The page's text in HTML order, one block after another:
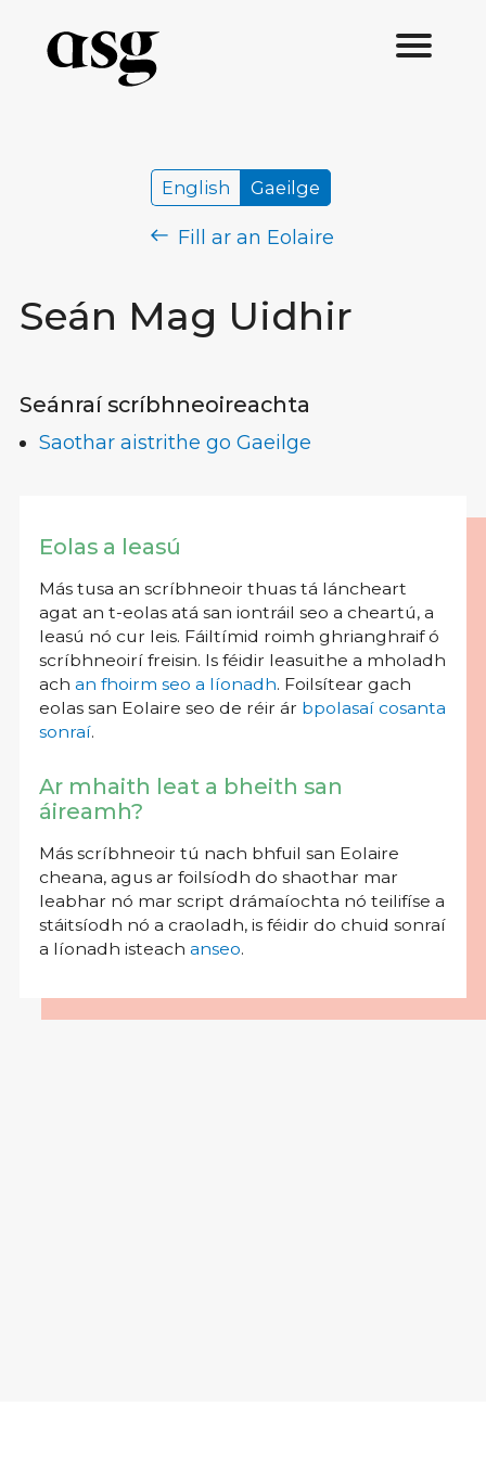
Seán Mag Uidhir
English Gaeilge
Fill ar an Eolaire
Seánraí scríbhneoireachta
Saothar aistrithe go Gaeilge
Eolas a leasú
Más tusa an scríbhneoir thuas tá láncheart
agat an t-eolas atá san iontráil seo a cheartú, a
leasú nó cur leis. Fáiltímid roimh ghrianghraif ó
scríbhneoirí freisin. Is féidir leasuithe a mholadh
ach an fhoirm seo a líonadh. Foilsítear gach
eolas san Eolaire seo de réir ár bpolasaí cosanta
sonraí.
Ar mhaith leat a bheith san
áireamh?
Más scríbhneoir tú nach bhfuil san Eolaire
cheana, agus ar foilsíodh do shaothar mar
leabhar nó mar script drámaíochta nó teilifíse a
stáitsíodh nó a craoladh, is féidir do chuid sonraí
a líonadh isteach anseo.